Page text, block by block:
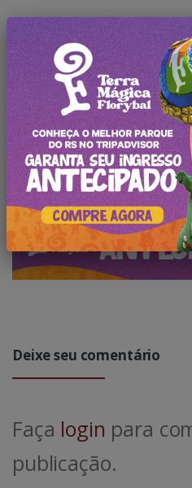
Inicia em dezembro a
Sicredi chega a Canela com
Deixe seu comentário
Faça login para
publicação.